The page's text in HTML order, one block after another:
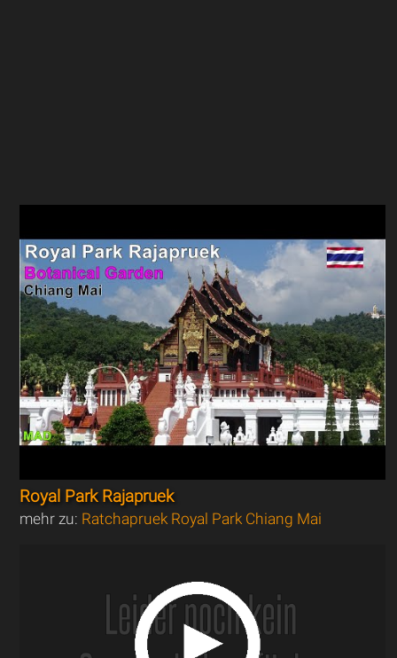
Royal Park Rajapruek
mehr zu: Ratchapruek Royal Park Chiang Mai